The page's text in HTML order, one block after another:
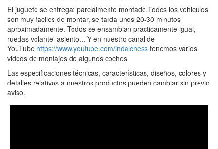
El juguete se entrega: parcialmente montado.Todos los vehiculos
son muy faciles de montar, se tarda unos 20-30 minutos
aproximadamente. Todos se ensamblan practicamente igual,
ruedas volante, asiento... Y en nuestro canal de
YouTube https://www.youtube.com/indalchess tenemos varios
videos de montajes de algunos coches
Las especificaciones técnicas, características, diseños, colores y
detalles relativos a nuestros productos pueden cambiar sin previo
aviso.